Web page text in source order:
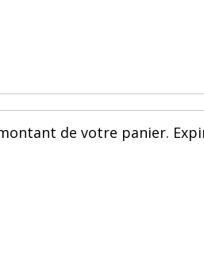
de votre panier.